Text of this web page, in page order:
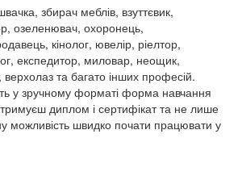
збирач меблів, взуттєвик,
озеленювач, охоронець,
кінолог, ювелір, ріелтор,
експедитор, миловар, неощик,
та багато інших професій.
у зручному форматі форма навчання
диплом і сертифікат та не лише
можливість швидко почати працювати у